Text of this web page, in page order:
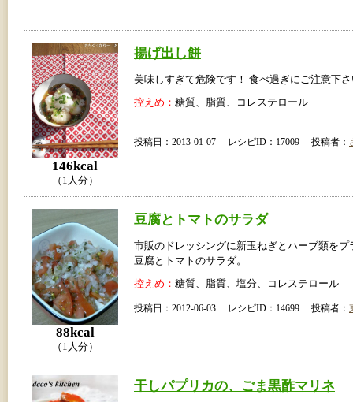
146kcal
（1人分）
揚げ出し餅
美味しすぎて危険です！ 食べ過ぎにご注意下
控えめ： 糖質、脂質、コレステロール
投稿日：2013-01-07 レシピID：17009 投稿者：
88kcal
（1人分）
豆腐とトマトのサラダ
市販のドレッシングに新玉ねぎとハーブ類をプ
豆腐とトマトのサラダ。
控えめ： 糖質、脂質、塩分、コレステロール
投稿日：2012-06-03 レシピID：14699 投稿者：
干しパプリカの、ごま黒酢マリネ